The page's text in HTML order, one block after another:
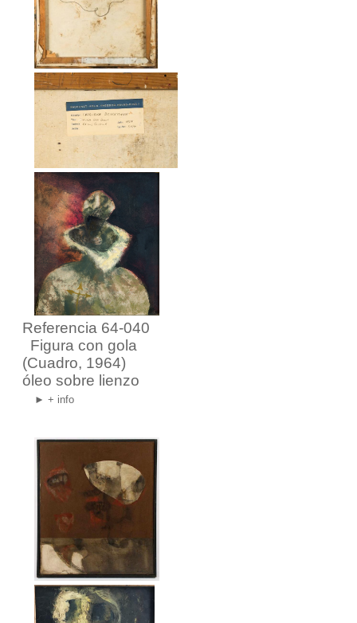
Referencia 64-040
Figura con gola
(Cuadro, 1964)
óleo sobre lienzo
► + info